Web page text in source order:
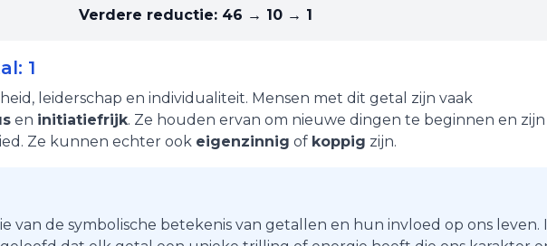
Verdere reductie: 46 → 10 → 1
1
, leiderschap en individualiteit. Mensen met dit getal zijn vaak
en initiatiefrijk. Ze houden ervan om nieuwe dingen te beginnen en zijn
Ze kunnen echter ook eigenzinnig of koppig zijn.
van de symbolische betekenis van getallen en hun invloed op ons leven.